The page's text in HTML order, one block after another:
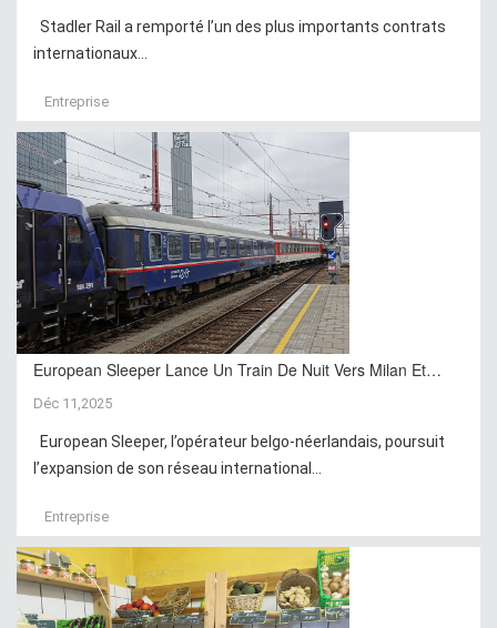
Stadler Rail a remporté l’un des plus importants contrats
internationaux...
Entreprise
European Sleeper Lance Un Train De Nuit Vers Milan Et…
Déc 11,2025
European Sleeper, l’opérateur belgo-néerlandais, poursuit
l’expansion de son réseau international...
Entreprise